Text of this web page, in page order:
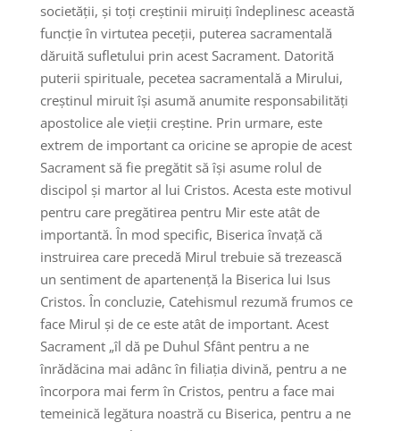
societății, și toți creștinii miruiți îndeplinesc această
funcție în virtutea peceții, puterea sacramentală
dăruită sufletului prin acest Sacrament. Datorită
puterii spirituale, pecetea sacramentală a Mirului,
creștinul miruit își asumă anumite responsabilități
apostolice ale vieții creștine. Prin urmare, este
extrem de important ca oricine se apropie de acest
Sacrament să fie pregătit să își asume rolul de
discipol și martor al lui Cristos. Acesta este motivul
pentru care pregătirea pentru Mir este atât de
importantă. În mod specific, Biserica învață că
instruirea care precedă Mirul trebuie să trezească
un sentiment de apartenență la Biserica lui Isus
Cristos. În concluzie, Catehismul rezumă frumos ce
face Mirul și de ce este atât de important. Acest
Sacrament „îl dă pe Duhul Sfânt pentru a ne
înrădăcina mai adânc în filiația divină, pentru a ne
încorpora mai ferm în Cristos, pentru a face mai
temeinică legătura noastră cu Biserica, pentru a ne